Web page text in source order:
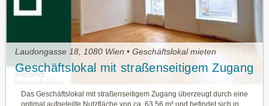
Laudongasse 18, 1080 Wien • Geschäftslokal mieten
Geschäftslokal mit straßenseitigem Zugang
Das Geschäftslokal mit straßenseitigem Zugang überzeugt durch eine
optimal aufgeteilte Nutzfläche von ca. 63,56 m² und befindet sich in